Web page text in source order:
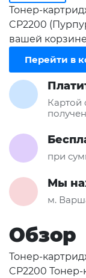
Тонер-
CP2200
вашей
Перейти в
Картой
при
Мы
м.
Обзор
Тонер-
CP2200